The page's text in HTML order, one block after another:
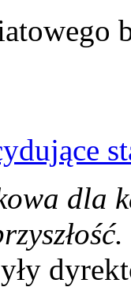
dla